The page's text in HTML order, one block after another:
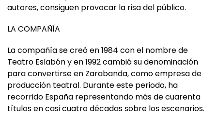
Teatro Eslabón y en 1992 cambió su denominación
para convertirse en Zarabanda, como empresa de
producción teatral. Durante este periodo, ha
recorrido España representando más de cuarenta
títulos en casi cuatro décadas sobre los escenarios.
En su historial figuran tanto montajes de grandes